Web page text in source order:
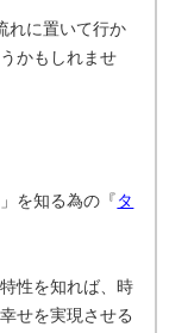
れに置いて行か
かもしれませ
を知る為の『 タ
性を知れば、時
せを実現させる